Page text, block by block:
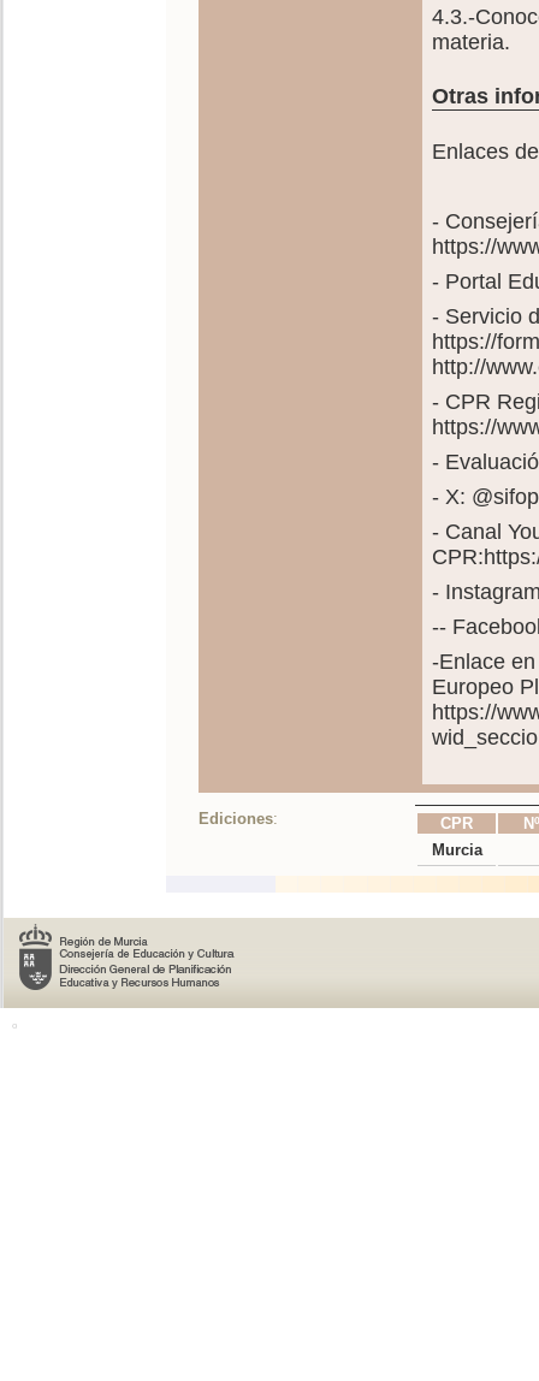
4.3.-
materia.
Otras
Enlaces
-
https://
- Portal
- Servicio
https://
http://
- CPR
https://
-
- X:
- Canal
-
--
-Enlace
Europeo
https://
Ediciones: CPR
Murcia
o